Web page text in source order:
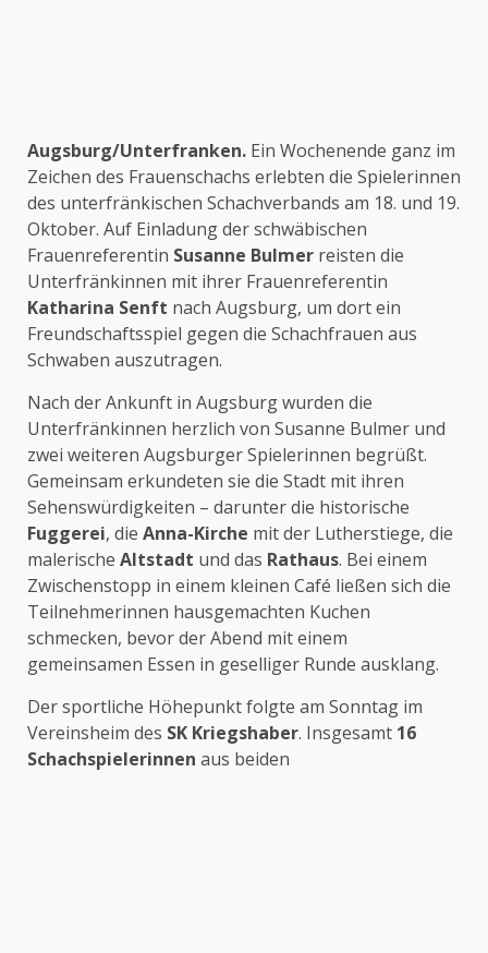
Augsburg/Unterfranken. Ein Wochenende ganz im
Zeichen des Frauenschachs erlebten die Spielerinnen
des unterfränkischen Schachverbands am 18. und 19.
Oktober. Auf Einladung der schwäbischen
Frauenreferentin Susanne Bulmer reisten die
Unterfränkinnen mit ihrer Frauenreferentin
Katharina Senft nach Augsburg, um dort ein
Freundschaftsspiel gegen die Schachfrauen aus
Schwaben auszutragen.
Nach der Ankunft in Augsburg wurden die
Unterfränkinnen herzlich von Susanne Bulmer und
zwei weiteren Augsburger Spielerinnen begrüßt.
Gemeinsam erkundeten sie die Stadt mit ihren
Sehenswürdigkeiten – darunter die historische
Fuggerei, die Anna-Kirche mit der Lutherstiege, die
malerische Altstadt und das Rathaus. Bei einem
Zwischenstopp in einem kleinen Café ließen sich die
Teilnehmerinnen hausgemachten Kuchen
schmecken, bevor der Abend mit einem
gemeinsamen Essen in geselliger Runde ausklang.
Der sportliche Höhepunkt folgte am Sonntag im
Vereinsheim des SK Kriegshaber. Insgesamt 16
Schachspielerinnen aus beiden